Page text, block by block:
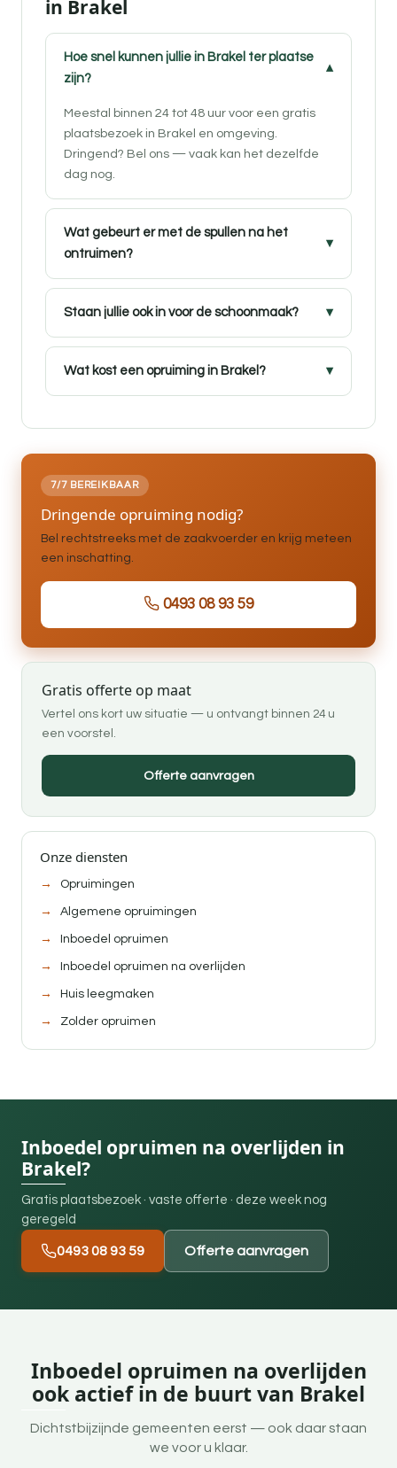
in Brakel
Hoe snel kunnen jullie in Brakel ter plaatse
zijn?
Meestal binnen 24 tot 48 uur voor een gratis
plaatsbezoek in Brakel en omgeving.
Dringend? Bel ons — vaak kan het dezelfde
dag nog.
Wat gebeurt er met de spullen na het
ontruimen?
Staan jullie ook in voor de schoonmaak?
Wat kost een opruiming in Brakel?
7/7 BEREIKBAAR
Dringende opruiming nodig?
Bel rechtstreeks met de zaakvoerder en krijg meteen
een inschatting.
0493 08 93 59
Gratis offerte op maat
Vertel ons kort uw situatie — u ontvangt binnen 24 u
een voorstel.
Offerte aanvragen
Onze diensten
Opruimingen
Algemene opruimingen
Inboedel opruimen
Inboedel opruimen na overlijden
Huis leegmaken
Zolder opruimen
Inboedel opruimen na overlijden in
Brakel?
Gratis plaatsbezoek · vaste offerte · deze week nog
geregeld
0493 08 93 59 Offerte aanvragen
Inboedel opruimen na overlijden
ook actief in de buurt van Brakel
Dichtstbijzijnde gemeenten eerst — ook daar staan
we voor u klaar.